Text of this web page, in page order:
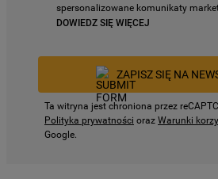
spersonalizowane komunikaty
DOWIEDZ SIĘ WIĘCEJ
ZAPISZ SIĘ NA
Ta witryna jest chroniona przez
Polityka prywatności oraz Warunki
Google.